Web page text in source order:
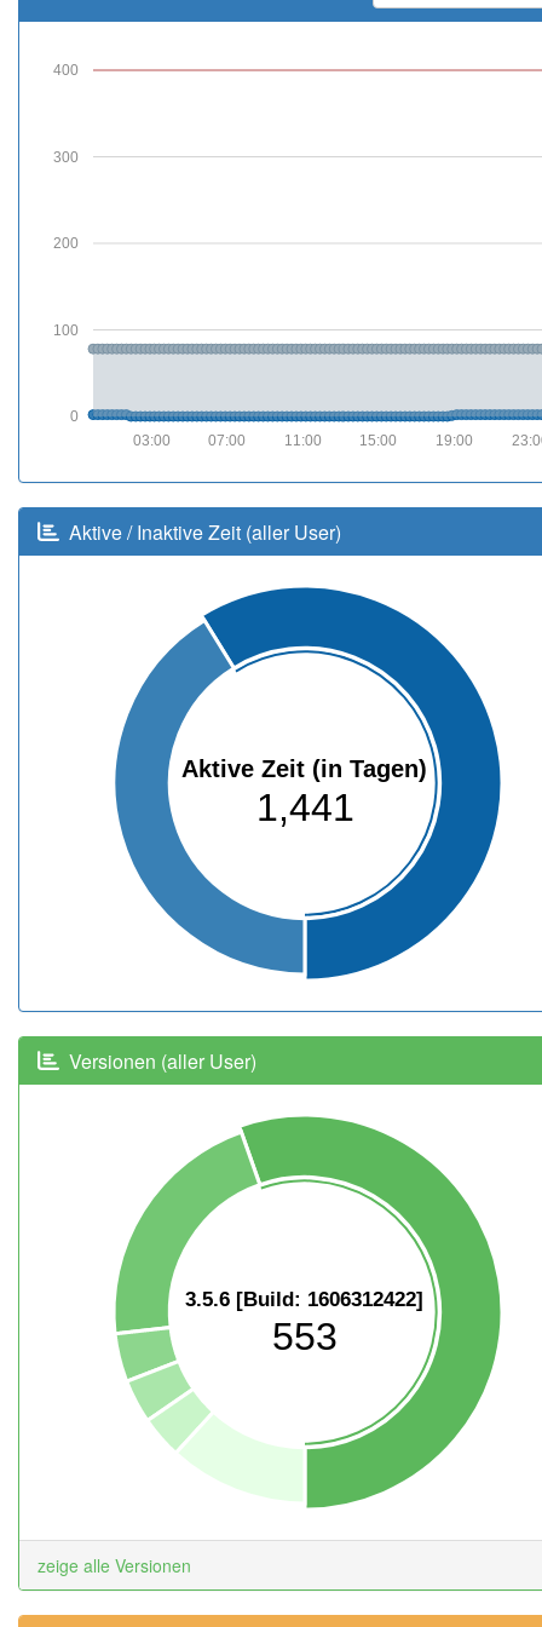
0
100
200
300
400
19:00
15:00
11:00
07:00
03:00
Aktive / Inaktive Zeit (aller User)
Aktive Zeit (in Tagen)
1,441
Versionen (aller User)
3.5.6 [Build: 1606312422]
553
zeige alle Versionen